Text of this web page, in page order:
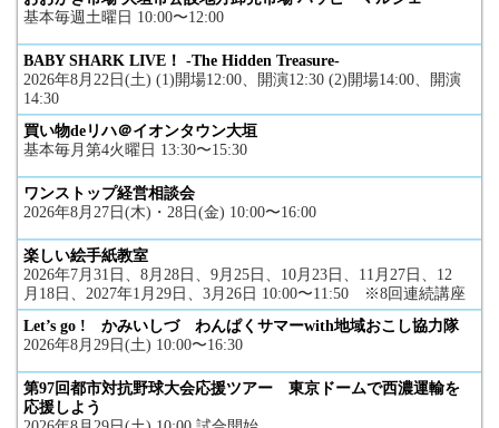
基本毎週土曜日 10:00〜12:00
BABY SHARK LIVE！ -The Hidden Treasure-
2026年8月22日(土) (1)開場12:00、開演12:30 (2)開場14:00、開演
14:30
買い物deリハ＠イオンタウン大垣
基本毎月第4火曜日 13:30〜15:30
ワンストップ経営相談会
2026年8月27日(木)・28日(金) 10:00〜16:00
楽しい絵手紙教室
2026年7月31日、8月28日、9月25日、10月23日、11月27日、12
月18日、2027年1月29日、3月26日 10:00〜11:50 ※8回連続講座
Let’s go ! かみいしづ わんぱくサマーwith地域おこし協力隊
2026年8月29日(土) 10:00〜16:30
第97回都市対抗野球大会応援ツアー 東京ドームで西濃運輸を
応援しよう